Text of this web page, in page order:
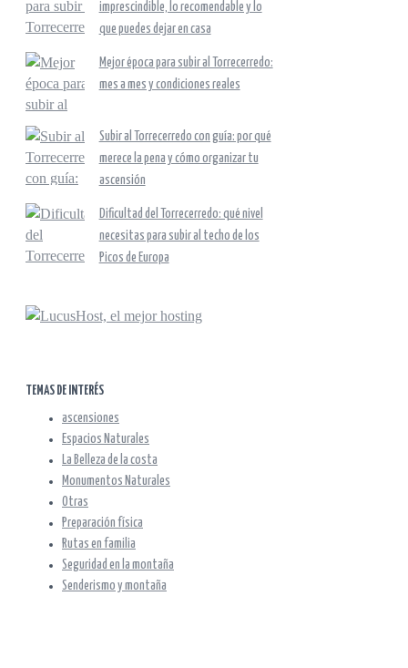
imprescindible, lo recomendable y lo
que puedes dejar en casa
Mejor época para subir al Torrecerredo:
mes a mes y condiciones reales
Subir al Torrecerredo con guía: por qué
merece la pena y cómo organizar tu
ascensión
Dificultad del Torrecerredo: qué nivel
necesitas para subir al techo de los
Picos de Europa
TEMAS DE INTERÉS
ascensiones
Espacios Naturales
La Belleza de la costa
Monumentos Naturales
Otras
Preparación física
Rutas en familia
Seguridad en la montaña
Senderismo y montaña